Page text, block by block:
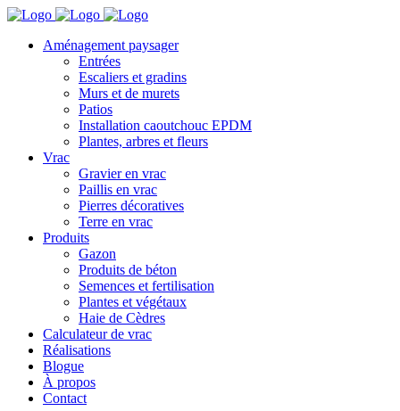
Aménagement paysager
Entrées
Escaliers et gradins
Murs et de murets
Patios
Installation caoutchouc EPDM
Plantes, arbres et fleurs
Vrac
Gravier en vrac
Paillis en vrac
Pierres décoratives
Terre en vrac
Produits
Gazon
Produits de béton
Semences et fertilisation
Plantes et végétaux
Haie de Cèdres
Calculateur de vrac
Réalisations
Blogue
À propos
Contact